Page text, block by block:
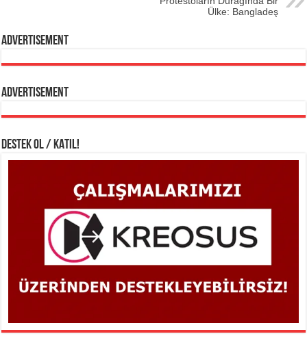
Ülke: Bangladeş
Advertisement
Advertisement
DESTEK OL / KATIL!